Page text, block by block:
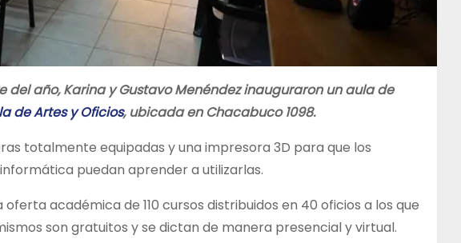
año, Karina y Gustavo Menéndez inauguraron un aula de
de Artes y Oficios, ubicada en Chacabuco 1098.
totalmente equipadas y una impresora 3D para que los
puedan aprender a utilizarlas.
académica de 110 cursos distribuidos en 40 oficios a los que
son gratuitos y se dictan de manera presencial y virtual.